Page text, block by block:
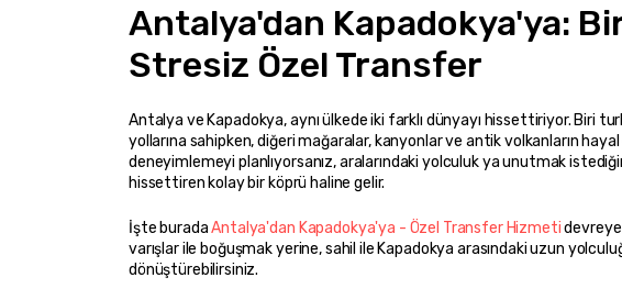
Antalya'dan Kapadokya'ya:
Stresiz Özel Transfer
Antalya ve Kapadokya, aynı ülkede iki farklı dünyayı hissettiriyor. Biri
yollarına sahipken, diğeri mağaralar, kanyonlar ve antik volkanların
deneyimlemeyi planlıyorsanız, aralarındaki yolculuk ya unutmak
hissettiren kolay bir köprü haline gelir.
İşte burada Antalya'dan Kapadokya'ya - Özel Transfer Hizmeti devreye
varışlar ile boğuşmak yerine, sahil ile Kapadokya arasındaki uzun
dönüştürebilirsiniz.